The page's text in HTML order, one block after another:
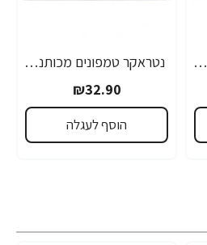
נטראקר טמפונים מכותנה אורגנית סופר 20 יחידות - מבית Natracare
נטראקר טמפונים מכותנה אורגנית סופר פלוס 20 יחידות - מבית Natracare
₪32.90
הוסף לעגלה